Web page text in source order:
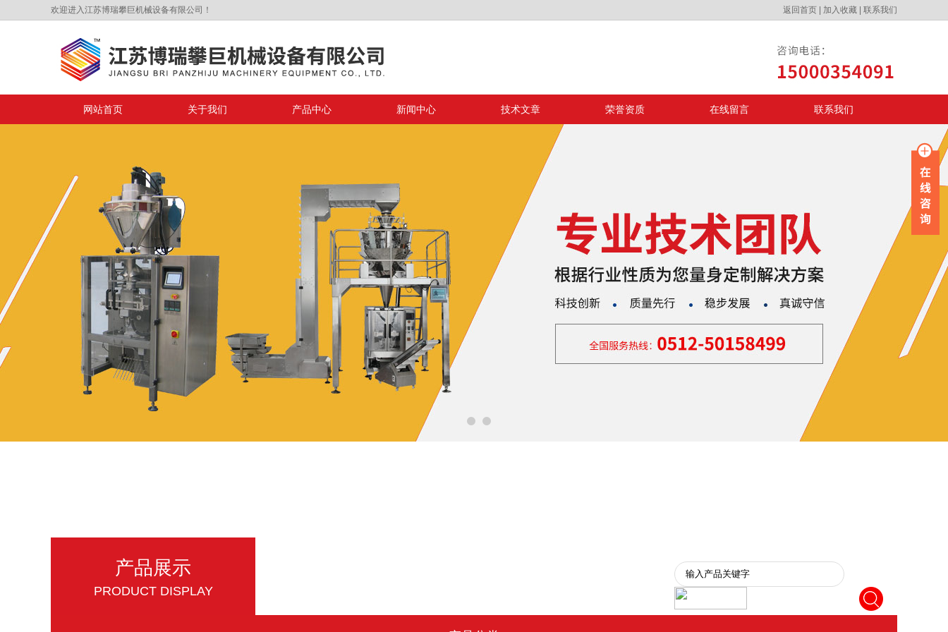
欢迎进入江苏博瑞攀巨机械设备有限公司！ 返回首页 加入收藏 联系我们
网站首页 关于我们 产品中心 新闻中心 技术文章 荣誉资质 在线留言 联系我们
产品展示
PRODUCT DISPLAY